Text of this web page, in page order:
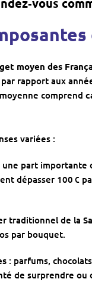
moyen des
rapport aux
comprend
variées :
une part importante
dépasser 100 €
traditionnel de la
par bouquet.
: parfums,
de surprendre ou